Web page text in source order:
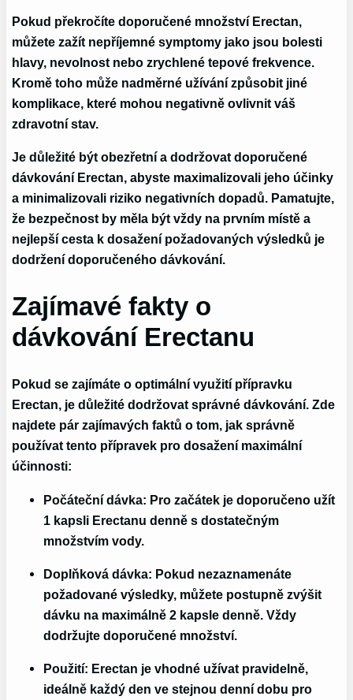
Pokud překročíte doporučené množství Erectan,
můžete zažít nepříjemné symptomy jako jsou bolesti
hlavy, nevolnost nebo zrychlené tepové frekvence.
Kromě toho může nadměrné užívání způsobit jiné
komplikace, které mohou negativně ovlivnit váš
zdravotní stav.
Je důležité být obezřetní a dodržovat doporučené
dávkování Erectan, abyste maximalizovali jeho účinky
a minimalizovali riziko negativních dopadů. Pamatujte,
že bezpečnost by měla být vždy na prvním místě a
nejlepší cesta k dosažení požadovaných výsledků je
dodržení doporučeného dávkování.
Zajímavé fakty o
dávkování Erectanu
Pokud se zajímáte o optimální využití přípravku
Erectan, je důležité dodržovat správné dávkování. Zde
najdete pár zajímavých faktů o tom, jak správně
používat tento přípravek pro dosažení maximální
účinnosti:
Počáteční dávka: Pro začátek je doporučeno užít
1 kapsli Erectanu denně s dostatečným
množstvím vody.
Doplňková dávka: Pokud nezaznamenáte
požadované výsledky, můžete postupně zvýšit
dávku na maximálně 2 kapsle denně. Vždy
dodržujte doporučené množství.
Použití: Erectan je vhodné užívat pravidelně,
ideálně každý den ve stejnou denní dobu pro